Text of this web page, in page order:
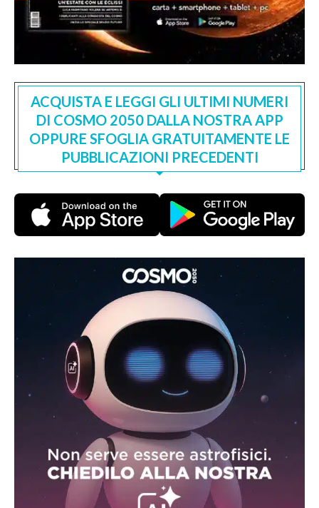
ACQUISTA E LEGGI GLI ULTIMI NUMERI
DI COSMO 2050 DALLA NOSTRA APP
OPPURE SFOGLIA GRATUITAMENTE LE
PUBBLICAZIONI PRECEDENTI